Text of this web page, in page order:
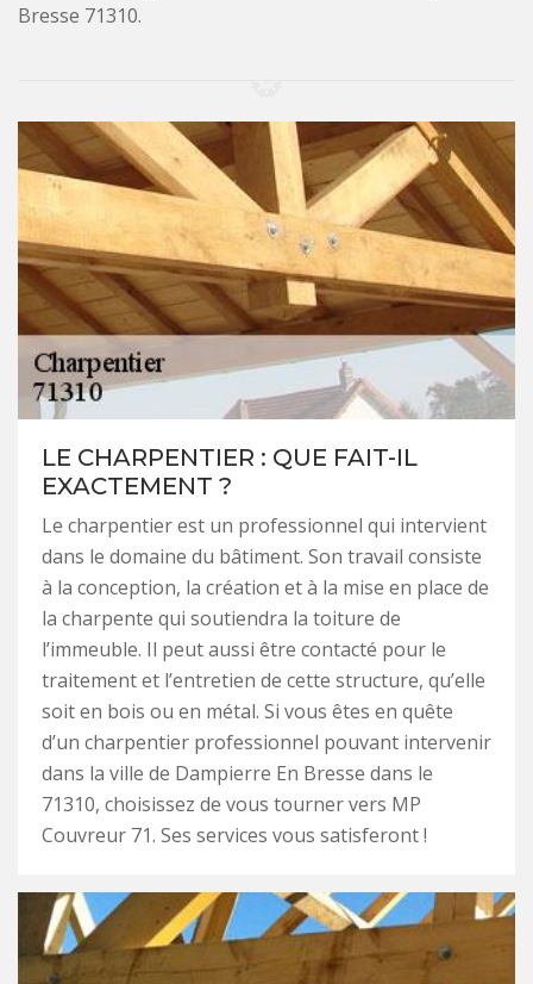
Bresse 71310.
LE CHARPENTIER : QUE FAIT-IL
EXACTEMENT ?
Le charpentier est un professionnel qui intervient
dans le domaine du bâtiment. Son travail consiste
à la conception, la création et à la mise en place de
la charpente qui soutiendra la toiture de
l’immeuble. Il peut aussi être contacté pour le
traitement et l’entretien de cette structure, qu’elle
soit en bois ou en métal. Si vous êtes en quête
d’un charpentier professionnel pouvant intervenir
dans la ville de Dampierre En Bresse dans le
71310, choisissez de vous tourner vers MP
Couvreur 71. Ses services vous satisferont !